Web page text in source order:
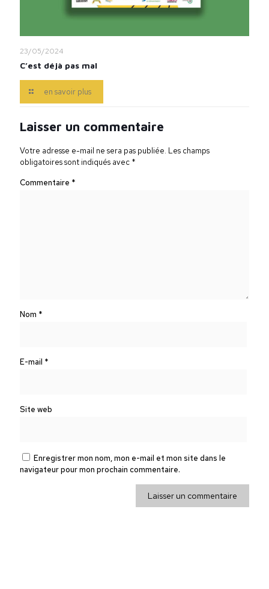
23/05/2024
C’est déjà pas mal
en savoir plus
Laisser un commentaire
Votre adresse e-mail ne sera pas publiée. Les champs
obligatoires sont indiqués avec *
Commentaire *
Nom *
E-mail *
Site web
Enregistrer mon nom, mon e-mail et mon site dans le
navigateur pour mon prochain commentaire.